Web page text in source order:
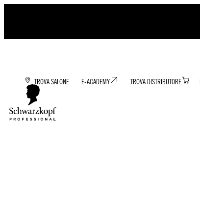
TROVA SALONE E-ACADEMY TROVA DISTRIBUTORE